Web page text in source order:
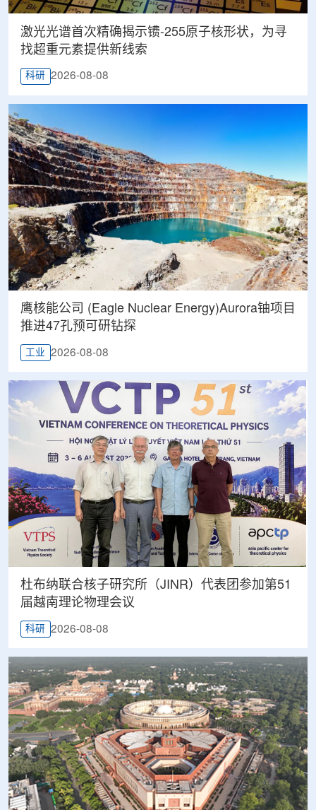
激光光谱首次精确揭示镄-255原子核形状，为寻
找超重元素提供新线索
科研 2026-08-08
鹰核能公司 (Eagle Nuclear Energy)Aurora铀项目
推进47孔预可研钻探
工业 2026-08-08
杜布纳联合核子研究所（JINR）代表团参加第51
届越南理论物理会议
科研 2026-08-08